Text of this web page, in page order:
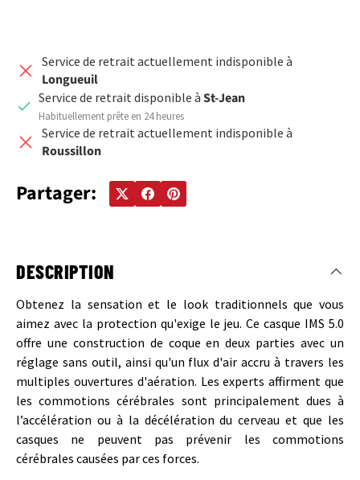
Service de retrait actuellement indisponible à
Longueuil
Service de retrait disponible à St-Jean
Habituellement prête en 24 heures
Service de retrait actuellement indisponible à
Roussillon
Partager:
DESCRIPTION
Obtenez la sensation et le look traditionnels que vous
aimez avec la protection qu'exige le jeu.Ce casque IMS 5.0
offre une construction de coque en deux parties avec un
réglage sans outil, ainsi qu'un flux d'air accru à travers les
multiples ouvertures d'aération. Les experts affirment que
les commotions cérébrales sont principalement dues à
l’accélération ou à la décélération du cerveau et que les
casques ne peuvent pas prévenir les commotions
cérébrales causées par ces forces.